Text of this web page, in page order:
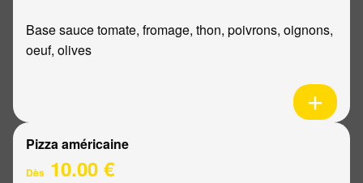
Base sauce tomate, fromage, thon, poivrons, oignons,
oeuf, olives
Pizza américaine
Dès 10.00 €